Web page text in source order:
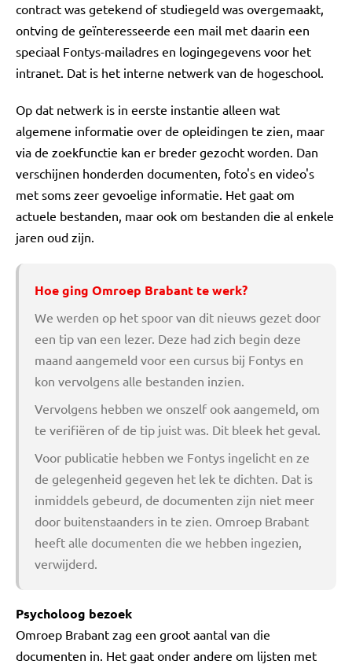
contract was getekend of studiegeld was overgemaakt,
ontving de geïnteresseerde een mail met daarin een
speciaal Fontys-mailadres en logingegevens voor het
intranet. Dat is het interne netwerk van de hogeschool.
Op dat netwerk is in eerste instantie alleen wat
algemene informatie over de opleidingen te zien, maar
via de zoekfunctie kan er breder gezocht worden. Dan
verschijnen honderden documenten, foto's en video's
met soms zeer gevoelige informatie. Het gaat om
actuele bestanden, maar ook om bestanden die al enkele
jaren oud zijn.
Hoe ging Omroep Brabant te werk?
We werden op het spoor van dit nieuws gezet door
een tip van een lezer. Deze had zich begin deze
maand aangemeld voor een cursus bij Fontys en
kon vervolgens alle bestanden inzien.
Vervolgens hebben we onszelf ook aangemeld, om
te verifiëren of de tip juist was. Dit bleek het geval.
Voor publicatie hebben we Fontys ingelicht en ze
de gelegenheid gegeven het lek te dichten. Dat is
inmiddels gebeurd, de documenten zijn niet meer
door buitenstaanders in te zien. Omroep Brabant
heeft alle documenten die we hebben ingezien,
verwijderd.
Psycholoog bezoek
Omroep Brabant zag een groot aantal van die
documenten in. Het gaat onder andere om lijsten met